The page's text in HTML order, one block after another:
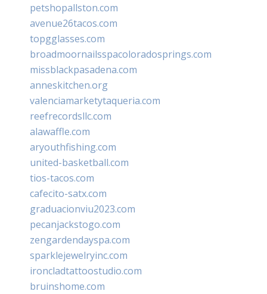
petshopallston.com
avenue26tacos.com
topgglasses.com
broadmoornailsspacoloradosprings.com
missblackpasadena.com
anneskitchen.org
valenciamarketytaqueria.com
reefrecordsllc.com
alawaffle.com
aryouthfishing.com
united-basketball.com
tios-tacos.com
cafecito-satx.com
graduacionviu2023.com
pecanjackstogo.com
zengardendayspa.com
sparklejewelryinc.com
ironcladtattoostudio.com
bruinshome.com